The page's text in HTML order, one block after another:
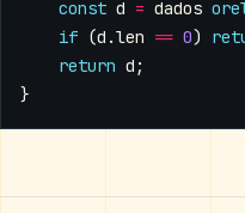
const d = dados
if (d .len == 0)
return d ;
}